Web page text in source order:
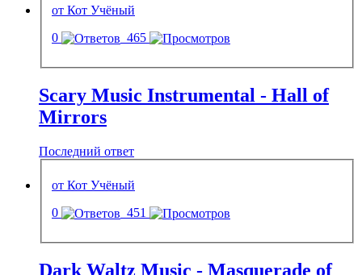
от Кот Учёный
0
465
Scary Music Instrumental - Hall of
Mirrors
Последний ответ
от Кот Учёный
0
451
Dark Waltz Music - Masquerade of